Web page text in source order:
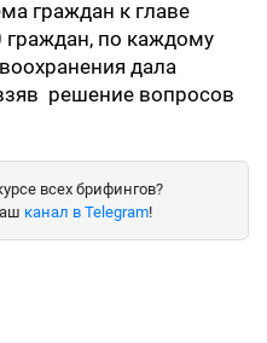
граждан к главе
граждан, по каждому
дала
решение вопросов
всех брифингов?
канал в Telegram!